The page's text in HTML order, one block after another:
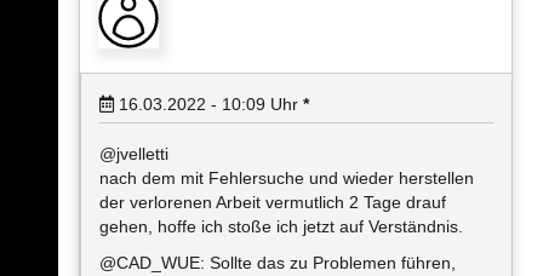
16.03.2022 - 10:09 Uhr *
@jvelletti
nach dem mit Fehlersuche und wieder herstellen
der verlorenen Arbeit vermutlich 2 Tage drauf
gehen, hoffe ich stoße ich jetzt auf Verständnis.
@CAD_WUE: Sollte das zu Problemen führen,